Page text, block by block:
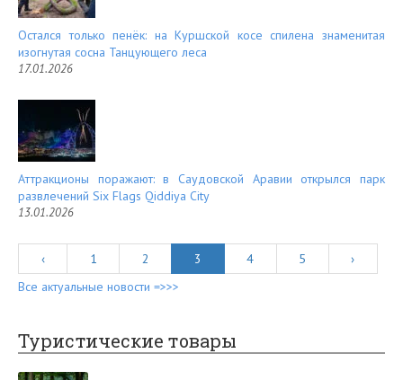
Остался только пенёк: на Куршской косе спилена знаменитая
изогнутая сосна Танцующего леса
17.01.2026
Аттракционы поражают: в Саудовской Аравии открылся парк
развлечений Six Flags Qiddiya City
13.01.2026
‹ 1 2 3 4 5
›
Все актуальные новости =>>>
Туристические товары